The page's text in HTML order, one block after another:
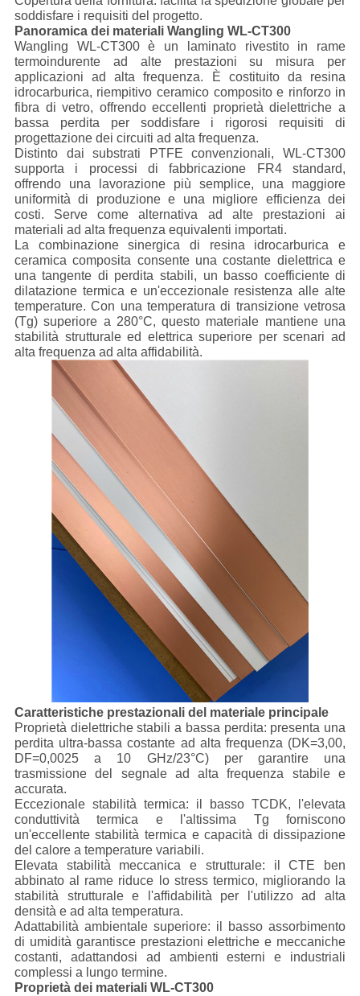
soddisfare i requisiti del progetto.
Panoramica dei materiali Wangling WL-CT300
Wangling WL-CT300 è un laminato rivestito in rame
termoindurente ad alte prestazioni su misura per
applicazioni ad alta frequenza. È costituito da resina
idrocarburica, riempitivo ceramico composito e rinforzo in
fibra di vetro, offrendo eccellenti proprietà dielettriche a
bassa perdita per soddisfare i rigorosi requisiti di
progettazione dei circuiti ad alta frequenza.
Distinto dai substrati PTFE convenzionali, WL-CT300
supporta i processi di fabbricazione FR4 standard,
offrendo una lavorazione più semplice, una maggiore
uniformità di produzione e una migliore efficienza dei
costi. Serve come alternativa ad alte prestazioni ai
materiali ad alta frequenza equivalenti importati.
La combinazione sinergica di resina idrocarburica e
ceramica composita consente una costante dielettrica e
una tangente di perdita stabili, un basso coefficiente di
dilatazione termica e un'eccezionale resistenza alle alte
temperature. Con una temperatura di transizione vetrosa
(Tg) superiore a 280°C, questo materiale mantiene una
stabilità strutturale ed elettrica superiore per scenari ad
alta frequenza ad alta affidabilità.
Caratteristiche prestazionali del materiale principale
Proprietà dielettriche stabili a bassa perdita: presenta una
perdita ultra-bassa costante ad alta frequenza (DK=3,00,
DF=0,0025 a 10 GHz/23°C) per garantire una
trasmissione del segnale ad alta frequenza stabile e
accurata.
Eccezionale stabilità termica: il basso TCDK, l'elevata
conduttività termica e l'altissima Tg forniscono
un'eccellente stabilità termica e capacità di dissipazione
del calore a temperature variabili.
Elevata stabilità meccanica e strutturale: il CTE ben
abbinato al rame riduce lo stress termico, migliorando la
stabilità strutturale e l'affidabilità per l'utilizzo ad alta
densità e ad alta temperatura.
Adattabilità ambientale superiore: il basso assorbimento
di umidità garantisce prestazioni elettriche e meccaniche
costanti, adattandosi ad ambienti esterni e industriali
complessi a lungo termine.
Proprietà dei materiali WL-CT300